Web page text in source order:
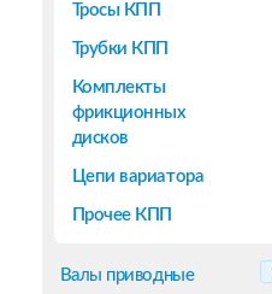
Тросы КПП
Трубки КПП
Комплекты
фрикционных
дисков
Цепи вариатора
Прочее КПП
Валы приводные